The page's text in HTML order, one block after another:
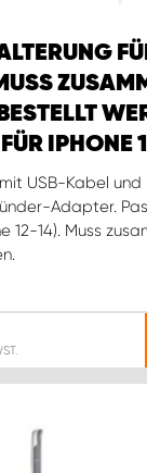
IPHONE
USB-Kabel und
Adapter.
12-14). Muss